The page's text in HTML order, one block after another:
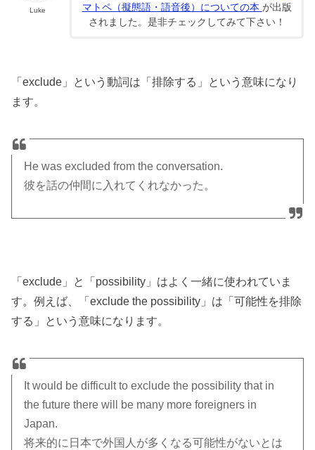
Luke
マトペ（擬態語・語音後）についての本 が出版
されました。是非チェックしてみて下さい！
「exclude」という動詞は「排除する」という意味になり
ます。
He was excluded from the conversation.
彼を話の仲間に入れてくれなかった。
「exclude」と「possibility」はよく一緒に使われていま
す。例えば、「exclude the possibility」は「可能性を排除
する」という意味になります。
It would be difficult to exclude the possibility that in
the future there will be many more foreigners in
Japan.
将来的に日本で外国人が多くなる可能性がないとは